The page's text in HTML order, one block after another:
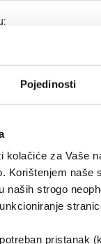
Pojedinosti
kolačiće za Vaše
Korištenjem naše
naših strogo
pristanak